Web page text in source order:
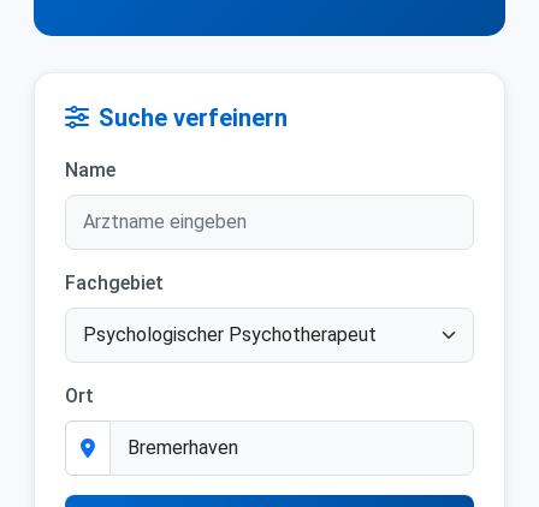
Suche verfeinern
Name
Fachgebiet
Ort